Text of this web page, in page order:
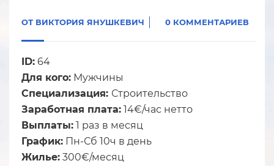
ОТ ВИКТОРИЯ ЯНУШКЕВИЧ 0 КОММЕНТАРИЕВ
ID: 64
Для кого: Мужчины
Специализация: Строительство
Заработная плата: 14€/час нетто
Выплаты: 1 раз в месяц
График: Пн-Сб 10ч в день
Жилье: 300€/месяц